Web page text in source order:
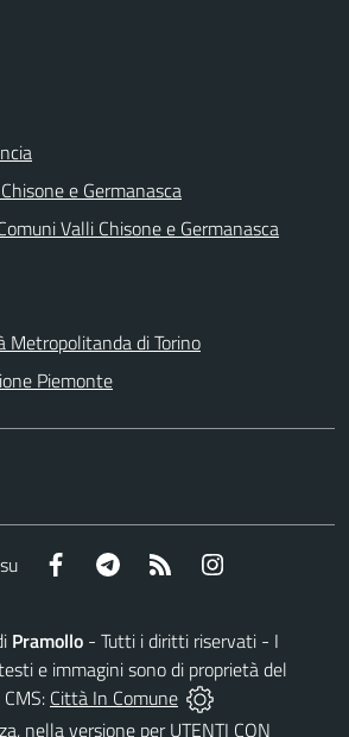
e Germanasca
Valli Chisone e Germanasca
Metropolitanda di Torino
Piemonte
Facebook Telegram RSS
Pramollo- Tutti i diritti riservati - I
e immagini sono di proprietà del
Città In Comune
nella versione per UTENTI CON